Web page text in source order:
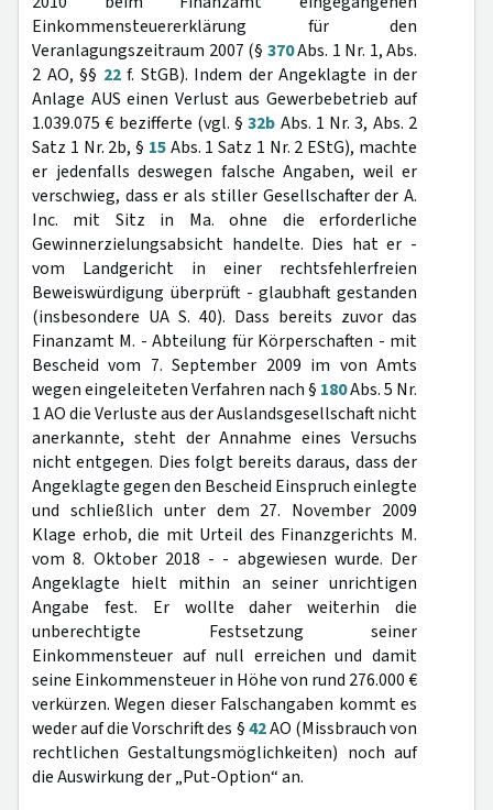
Einkommensteuererklärung für den
Veranlagungszeitraum 2007 (§ 370Abs. 1 Nr. 1, Abs.
2 AO, §§ 22f. StGB). Indem der Angeklagte in der
Anlage AUS einen Verlust aus Gewerbebetrieb auf
1.039.075 € bezifferte (vgl. §32b Abs. 1 Nr. 3, Abs. 2
Satz 1 Nr. 2b, § 15Abs. 1 Satz 1 Nr. 2 EStG), machte
er jedenfalls deswegen falsche Angaben, weil er
verschwieg, dass er als stiller Gesellschafter der A.
Inc. mit Sitz in Ma. ohne die erforderliche
Gewinnerzielungsabsicht handelte. Dies hat er -
vom Landgericht in einer rechtsfehlerfreien
Beweiswürdigung überprüft - glaubhaft gestanden
(insbesondere UA S. 40). Dass bereits zuvor das
Finanzamt M. - Abteilung für Körperschaften - mit
Bescheid vom 7. September 2009 im von Amts
wegen eingeleiteten Verfahren nach § 180Abs. 5 Nr.
1 AO die Verluste aus der Auslandsgesellschaft nicht
anerkannte, steht der Annahme eines Versuchs
nicht entgegen. Dies folgt bereits daraus, dass der
Angeklagte gegen den Bescheid Einspruch einlegte
und schließlich unter dem 27. November 2009
Klage erhob, die mit Urteil des Finanzgerichts M.
vom 8. Oktober 2018 - - abgewiesen wurde. Der
Angeklagte hielt mithin an seiner unrichtigen
Angabe fest. Er wollte daher weiterhin die
unberechtigte Festsetzung seiner
Einkommensteuer auf null erreichen und damit
seine Einkommensteuer in Höhe von rund 276.000 €
verkürzen. Wegen dieser Falschangaben kommt es
weder auf die Vorschrift des §42AO (Missbrauch von
rechtlichen Gestaltungsmöglichkeiten) noch auf
die Auswirkung der „Put-Option“ an.